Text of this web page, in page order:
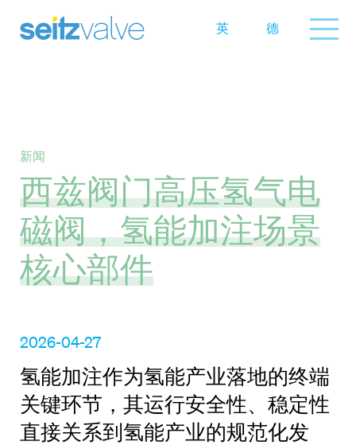
英 德
新闻
西兹阀门高压氢气电
磁阀，氢能加注场景
核心部件
2026-04-27
氢能加注作为氢能产业落地的终端
关键环节，其运行安全性、稳定性
直接关系到氢能产业的规范化发